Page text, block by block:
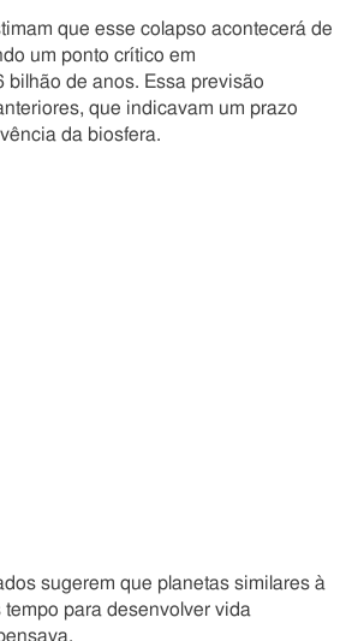
que esse colapso acontecerá de
um ponto crítico em
bilhão de anos. Essa previsão
que indicavam um prazo
da biosfera.
sugerem que planetas similares à
para desenvolver vida